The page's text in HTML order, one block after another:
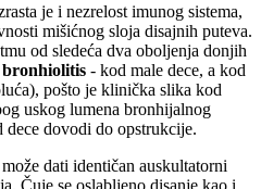
je i nezrelost imunog sistema,
mišićnog sloja disajnih puteva.
od sledeća dva oboljenja donjih
- kod male dece, a kod
pošto je klinička slika kod
uskog lumena bronhijalnog
dece dovodi do opstrukcije.
dati identičan auskultatorni
Čuje se oslabljeno disanje kao i